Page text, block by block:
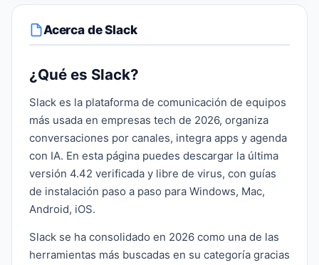
Acerca de Slack
¿Qué es Slack?
Slack es la plataforma de comunicación de equipos
más usada en empresas tech de 2026, organiza
conversaciones por canales, integra apps y agenda
con IA. En esta página puedes descargar la última
versión 4.42 verificada y libre de virus, con guías
de instalación paso a paso para Windows, Mac,
Android, iOS.
Slack se ha consolidado en 2026 como una de las
herramientas más buscadas en su categoría gracias